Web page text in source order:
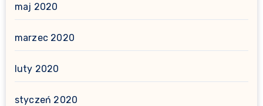
maj 2020
marzec 2020
luty 2020
styczeń 2020